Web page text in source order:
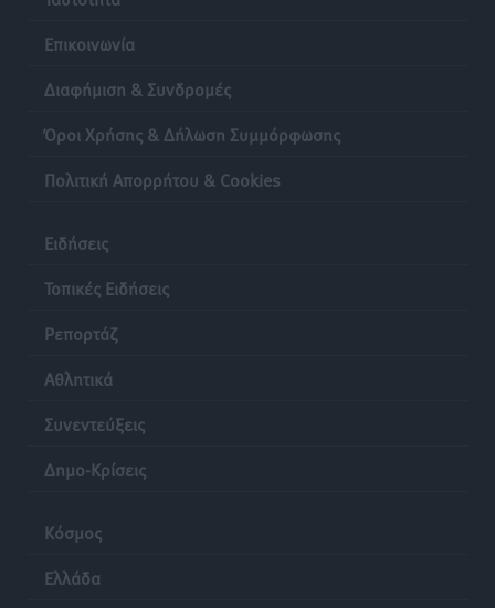
Επικοινωνία
Διαφήμιση & Συνδρομές
Όροι Χρήσης & Δήλωση Συμμόρφωσης
Πολιτική Απορρήτου & Cookies
Ειδήσεις
Τοπικές Ειδήσεις
Ρεπορτάζ
Αθλητικά
Συνεντεύξεις
Δημο-Κρίσεις
Κόσμος
Ελλάδα